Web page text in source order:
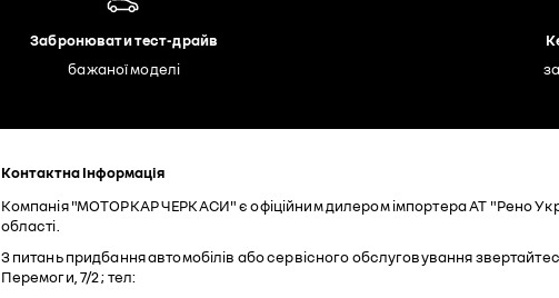
Забронювати тест-драйв
бажаної моделі
Контактна Інформація
Компанія "МОТОРКАР ЧЕРКАСИ" є офіційним дилером імпортера АТ "Рено
області.
З питань придбання автомобілів або сервісного обслуговування
Перемоги, 7/2 ; тел: